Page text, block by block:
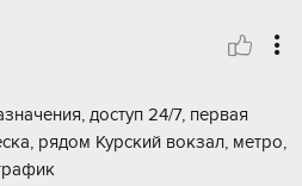
доступ 24/7, первая
рядом Курский вокзал, метро,